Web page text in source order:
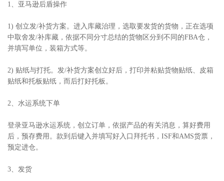
1、亚马逊后盾操作
1) 创立发/补货方案。进入库藏治理，选取要发货的货物，正在选项
中取舍发/补库藏，依据不同分寸总结的货物区分到不同的FBA仓，
并填写单位，装箱方式等。
2) 贴纸与打托。发/补货方案创立好后，打印并粘贴货物贴纸、皮箱
贴纸和托板贴纸，而后打好托板。
2、水运系统下单
登录亚马逊水运系统，创立订单，依据产品的有关消息，算好费用
后，预存费用。款到后键入并填写好入口拜托书，ISF和AMS货票，
预定进仓。
3、发货